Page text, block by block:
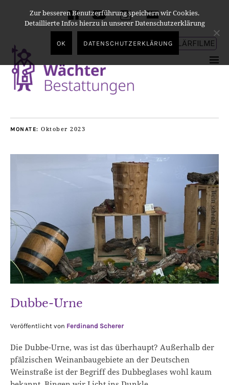
facebookyoutubeinstagram
E-
Mail
ERKLÄRFILME
MONATE: Oktober 2023
Dubbe-Urne
Veröffentlicht von Ferdinand Scherer
Die Dubbe-Urne, was ist das überhaupt? Außerhalb der
pfälzischen Weinanbaugebiete an der Deutschen
Weinstraße ist der Begriff des Dubbeglases wohl kaum
Zur besseren Benutzerführung speichern wir Cookies.
Detaillierte Infos hierzu in unserer Datenschutzerklärung
OK DATENSCHUTZERKLÄRUNG